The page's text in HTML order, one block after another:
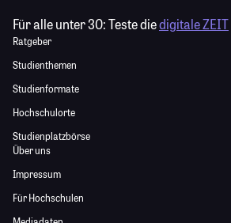
Für alle unter 30:Teste diedigitale ZEIT
Ratgeber
Studienthemen
Studienformate
Hochschulorte
Studienplatzbörse
Über uns
Impressum
Für Hochschulen